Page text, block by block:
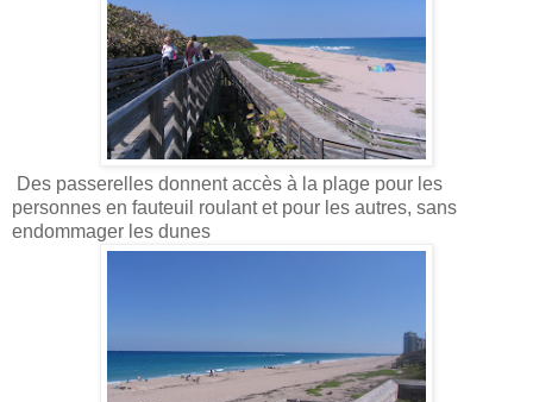
Des passerelles donnent accès à la plage pour les
personnes en fauteuil roulant et pour les autres, sans
endommager les dunes